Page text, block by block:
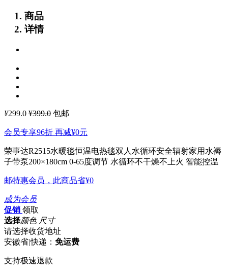
商品
详情
¥299.0 ¥399.0 包邮
会员专享96折 再减¥0元
荣事达R2515水暖毯恒温电热毯双人水循环安全辐射家用水褥
子带泵200×180cm 0-65度调节 水循环不干燥不上火 智能控温
邮特惠会员，此商品省¥0
成为会员
促销 领取
选择颜色 尺寸
请选择收货地址
安徽省|快递： 免运费
支持极速退款